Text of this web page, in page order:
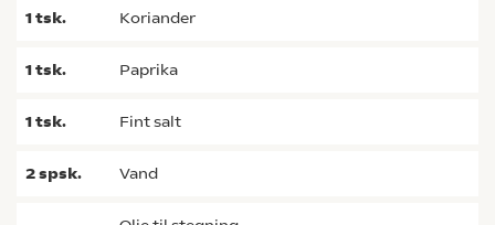
1tsk. koriander
1tsk. paprika
1tsk. fint salt
2spsk. vand